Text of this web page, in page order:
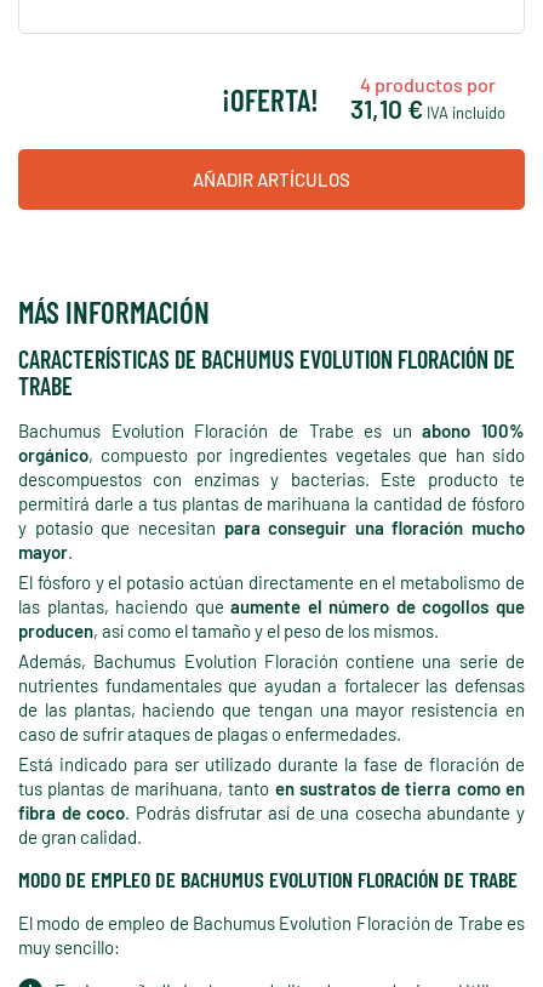
¡OFERTA! 4 productos por
31,10 € IVA incluido
AÑADIR ARTÍCULOS
MÁS INFORMACIÓN
CARACTERÍSTICAS DE BACHUMUS EVOLUTION FLORACIÓN DE
TRABE
Bachumus Evolution Floración de Trabe es unabono 100%
orgánico, compuesto por ingredientes vegetales que han sido
descompuestos con enzimas y bacterias. Este producto te
permitirá darle a tus plantas de marihuana la cantidad de fósforo
y potasio que necesitan para conseguir una floración mucho
mayor.
El fósforo y el potasio actúan directamente en el metabolismo de
las plantas, haciendo queaumente el número de cogollos que
producen, así como el tamaño y el peso de los mismos.
Además, Bachumus Evolution Floración contiene una serie de
nutrientes fundamentales que ayudan a fortalecer las defensas
de las plantas, haciendo que tengan una mayor resistencia en
caso de sufrir ataques de plagas o enfermedades.
Está indicado para ser utilizado durante la fase de floración de
tus plantas de marihuana, tanto en sustratos de tierra como en
fibra de coco. Podrás disfrutar así de una cosecha abundante y
de gran calidad.
MODO DE EMPLEO DE BACHUMUS EVOLUTION FLORACIÓN DE TRABE
El modo de empleo de Bachumus Evolution Floración de Trabe es
muy sencillo: